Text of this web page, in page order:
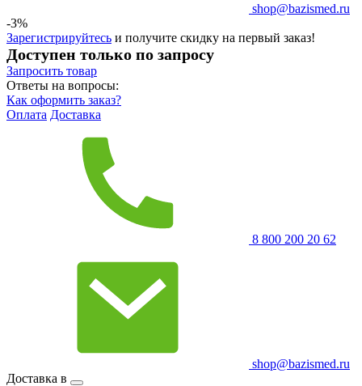
shop@bazismed.ru
-3%
Зарегистрируйтесь и получите скидку на первый заказ!
Доступен только по запросу
Запросить товар
Ответы на вопросы:
Как оформить заказ?
Оплата Доставка
8 800 200 20 62
shop@bazismed.ru
Доставка в